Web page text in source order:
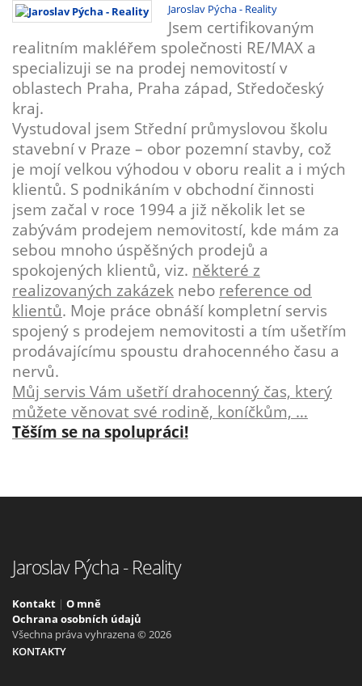
Jaroslav Pýcha - Reality
Jsem certifikovaným
realitním makléřem společnosti RE/MAX a
specializuji se na prodej nemovitostí v
oblastech Praha, Praha západ, Středočeský
kraj.
Vystudoval jsem Střední průmyslovou školu
stavební v Praze – obor pozemní stavby, což
je mojí velkou výhodou v oboru realit a i mých
klientů. S podnikáním v obchodní činnosti
jsem začal v roce 1994 a již několik let se
zabývám prodejem nemovitostí, kde mám za
sebou mnoho úspěšných prodejů a
spokojených klientů, viz. některé z
realizovaných zakázek nebo reference od
klientů. Moje práce obnáší kompletní servis
spojený s prodejem nemovitosti a tím ušetřím
prodávajícímu spoustu drahocenného času a
nervů.
Můj servis Vám ušetří drahocenný čas, který
můžete věnovat své rodině, koníčkům, …
Těším se na spolupráci!
Jaroslav Pýcha - Reality
Kontakt | O mně
Ochrana osobních údajů
Všechna práva vyhrazena © 2026
KONTAKTY